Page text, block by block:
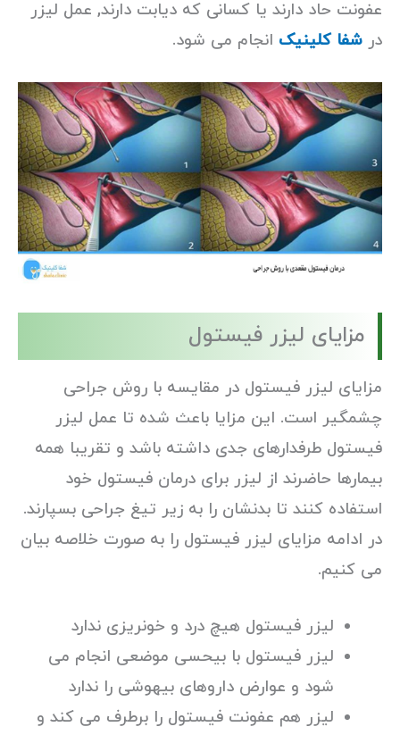
عفونت حاد دارند یا کسانی که دیابت دارند, عمل لیزر
در شفا کلینیک انجام می شود.
مزایای لیزر فیستول
مزایای لیزر فیستول در مقایسه با روش جراحی
چشمگیر است. این مزایا باعث شده تا عمل لیزر
فیستول طرفدارهای جدی داشته باشد و تقریبا همه
بیمارها حاضرند از لیزر برای درمان فیستول خود
استفاده کنند تا بدنشان را به زیر تیغ جراحی بسپارند.
در ادامه مزایای لیزر فیستول را به صورت خلاصه بیان
می کنیم.
لیزر فیستول هیچ درد و خونریزی ندارد
لیزر فیستول با بیحسی موضعی انجام می
شود و عوارض داروهای بیهوشی را ندارد
لیزر هم عفونت فیستول را برطرف می کند و